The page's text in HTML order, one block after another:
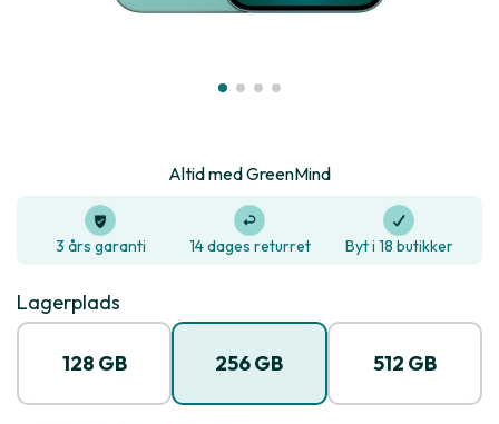
Altid med GreenMind
3 års garanti 14 dages returret Byt i 18 butikker
Lagerplads
128 GB 256 GB 512 GB